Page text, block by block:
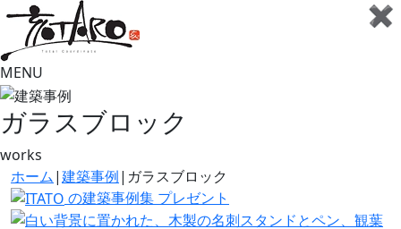
MENU
ガラスブロック
works
ホーム|建築事例| ガラスブロック
の建築事例集 プレゼント
✖